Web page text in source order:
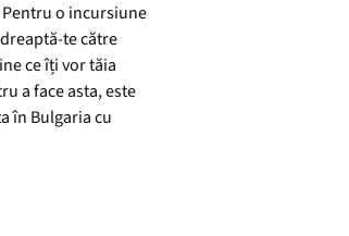
o incursiune
te către
ce îți vor tăia
a face asta, este
în Bulgaria cu